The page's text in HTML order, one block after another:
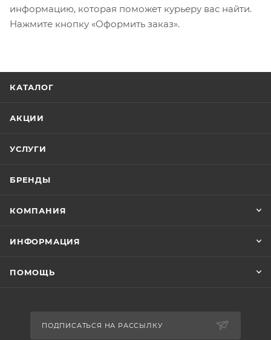
информацию, которая поможет курьеру вас найти.
Нажмите кнопку «Оформить заказ».
КАТАЛОГ
АКЦИИ
УСЛУГИ
БРЕНДЫ
КОМПАНИЯ
ИНФОРМАЦИЯ
ПОМОЩЬ
ПОДПИСАТЬСЯ НА РАССЫЛКУ